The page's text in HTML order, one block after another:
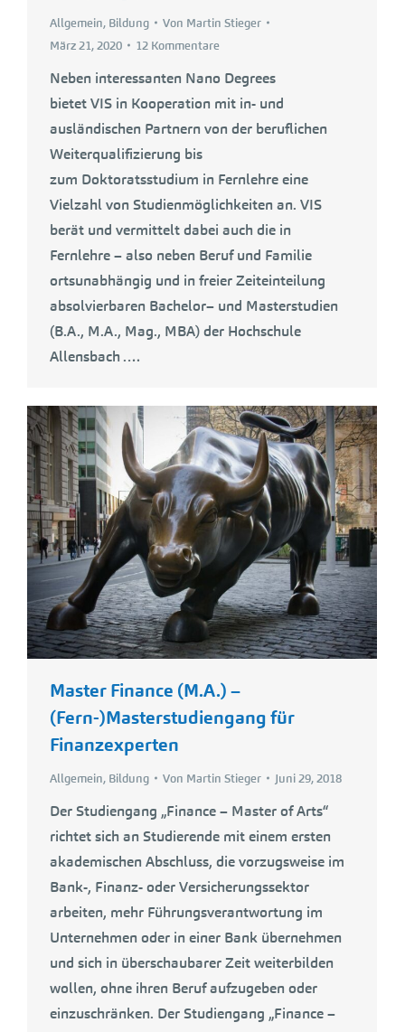
Allgemein, Bildung Von Martin Stieger
März 21, 2020
12 Kommentare
Neben interessanten Nano Degrees
bietet VIS in Kooperation mit in- und
ausländischen Partnern von der beruflichen
Weiterqualifizierung bis
zum Doktoratsstudium in Fernlehre eine
Vielzahl von Studienmöglichkeiten an. VIS
berät und vermittelt dabei auch die in
Fernlehre – also neben Beruf und Familie
ortsunabhängig und in freier Zeiteinteilung
absolvierbaren Bachelor– und Masterstudien
(B.A., M.A., Mag., MBA) der Hochschule
Allensbach .…
Master Finance (M.A.) –
(Fern-)Masterstudiengang für
Finanzexperten
Allgemein, Bildung Von Martin Stieger Juni 29, 2018
Der Studiengang „Finance – Master of Arts“
richtet sich an Studierende mit einem ersten
akademischen Abschluss, die vorzugsweise im
Bank-, Finanz- oder Versicherungssektor
arbeiten, mehr Führungsverantwortung im
Unternehmen oder in einer Bank übernehmen
und sich in überschaubarer Zeit weiterbilden
wollen, ohne ihren Beruf aufzugeben oder
einzuschränken. Der Studiengang „Finance –